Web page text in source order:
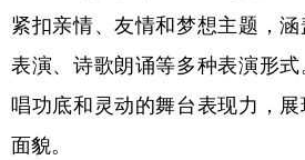
紧扣亲情、友情和梦想主题，
表演、诗歌朗诵等多种表演形
唱功底和灵动的舞台表现力，
面貌。